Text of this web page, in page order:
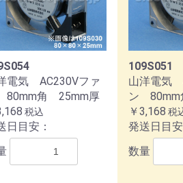
電気 AC230Vファ
角 25mm厚
税込
日目安：
109S051
山洋電気
ン
￥3,168 税
発送日目安
数量